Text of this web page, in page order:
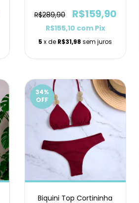
R$289,90 R$159,90
R$155,10 com Pix
5 x de R$31,98 sem juros
34%
OFF
Biquini Top Cortininha